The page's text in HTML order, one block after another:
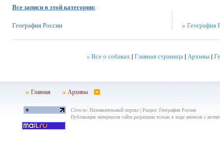
Все записи в этой категории:
География России » География
« Все о собаках | Главная страница | Архивы|
Главная Архивы
Clow.ru: Познавательный портал | Раздел: География России
Публикация материалов сайта разрешена только в виде анонсов с